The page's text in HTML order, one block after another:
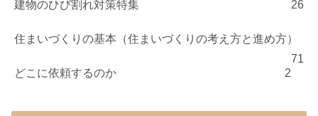
建物のひび割れ対策特集 26
住まいづくりの基本（住まいづくりの考え方と進め方）
71
どこに依頼するのか
2